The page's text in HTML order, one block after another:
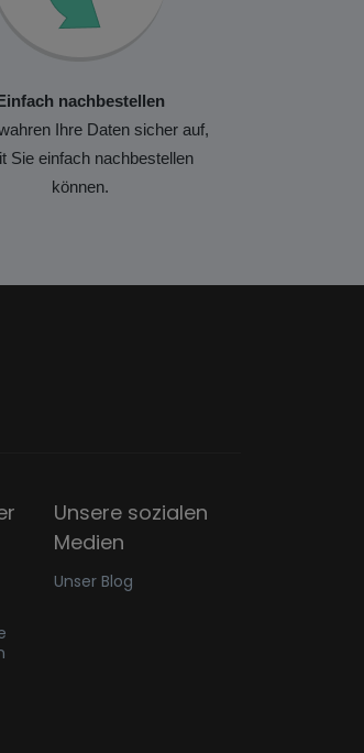
nachbestellen
Ihre Daten sicher auf,
Sie einfach nachbestellen
können.
Unsere sozialen
Medien
Unser Blog